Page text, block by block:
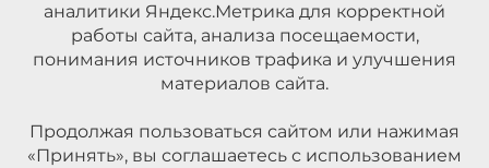
аналитики Яндекс.Метрика для корректной
работы сайта, анализа посещаемости,
понимания источников трафика и улучшения
материалов сайта.
Продолжая пользоваться сайтом или нажимая
«Принять», вы соглашаетесь с использованием